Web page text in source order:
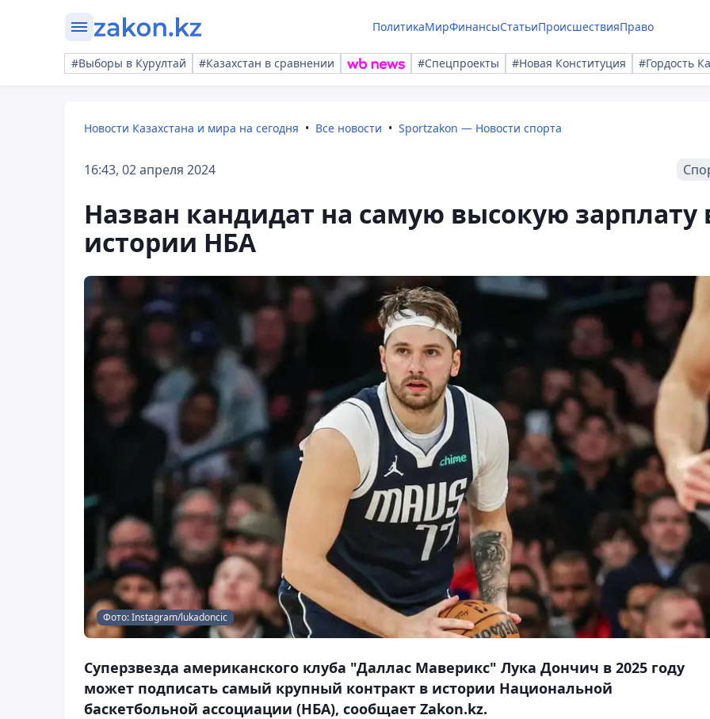
ПолитикаМирФинансыСтатьиПроисшествияПраво
#Выборы в Курултай #Казахстан в сравнении #Спецпроекты #Новая Конституция #Гордость
Новости Казахстана и мира на сегодня Все новости Sportzakon — Новости спорта
16:43, 02 апреля 2024
Назван кандидат на самую высокую зарплату
истории НБА
Фото: Instagram/lukadoncic
Суперзвезда американского клуба "Даллас Маверикс" Лука Дончич в 2025 году
может подписать самый крупный контракт в истории Национальной
баскетбольной ассоциации (НБА), сообщает Zakon.kz.